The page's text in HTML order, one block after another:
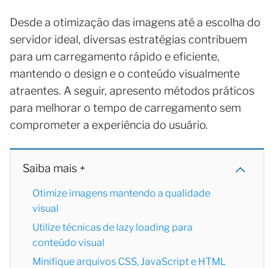
Desde a otimização das imagens até a escolha do
servidor ideal, diversas estratégias contribuem
para um carregamento rápido e eficiente,
mantendo o design e o conteúdo visualmente
atraentes. A seguir, apresento métodos práticos
para melhorar o tempo de carregamento sem
comprometer a experiência do usuário.
Saiba mais +
Otimize imagens mantendo a qualidade
visual
Utilize técnicas de lazy loading para
conteúdo visual
Minifique arquivos CSS, JavaScript e HTML